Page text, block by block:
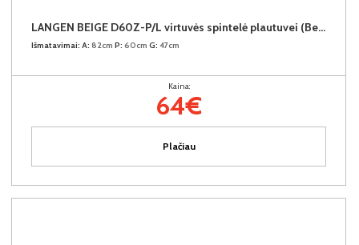
LANGEN BEIGE D60Z-P/L virtuvės spintelė plautuvei (Beige/Dab Artisan)
Išmatavimai: A: 82cm P: 60cm G: 47cm
Kaina:
64€
Plačiau